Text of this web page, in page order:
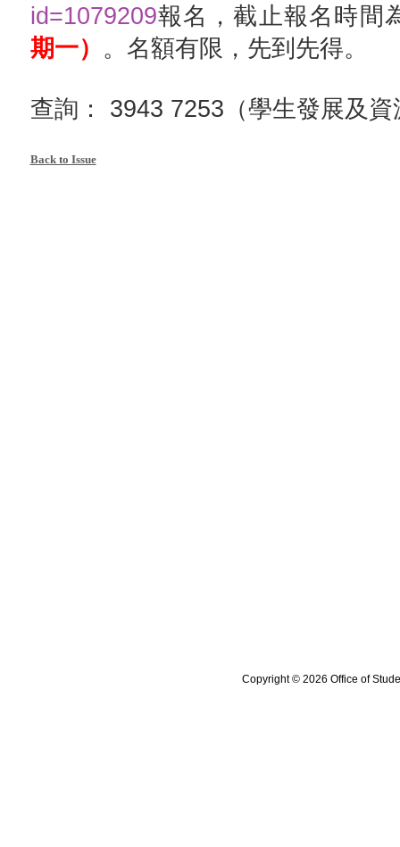
id=1079209報名，截止報名時間
期一）
。名額有限，先到先得。
查詢： 3943 7253（學生發展及
Back to Issue
Copyright © 2026 Office of